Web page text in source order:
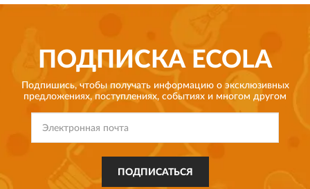
ПОДПИСКА ECOLA
Подпишись, чтобы получать информацию о эксклюзивных
предложениях, поступлениях, событиях и многом другом
ПОДПИСАТЬСЯ